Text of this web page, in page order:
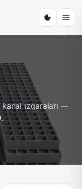
ızgaraları —